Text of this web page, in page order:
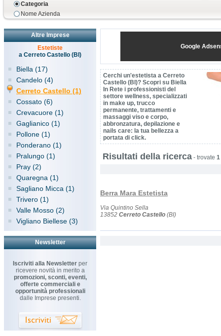
Categoria
Nome Azienda
Altre Imprese
Estetiste
a Cerreto Castello (BI)
Biella (17)
Candelo (4)
Cerreto Castello (1)
Cossato (6)
Crevacuore (1)
Gaglianico (1)
Pollone (1)
Ponderano (1)
Pralungo (1)
Pray (2)
Quaregna (1)
Sagliano Micca (1)
Trivero (1)
Valle Mosso (2)
Vigliano Biellese (3)
Newsletter
Iscriviti alla Newsletter per
ricevere novità in merito a
promozioni, sconti, eventi,
offerte commerciali e
opportunità professionali
dalle Imprese presenti.
Google
Cerchi un'estetista a Cerreto
Castello (BI)? Scopri su Biella
In Rete i professionisti del
settore wellness, specializzati
in make up, trucco
permanente, trattamenti e
massaggi viso e corpo,
abbronzatura, depilazione e
nails care: la tua bellezza a
portata di click.
Risultati della ricerca - trovate 1
Berra Mara Estetista
Via Quintino Sella
13852 Cerreto Castello (BI)